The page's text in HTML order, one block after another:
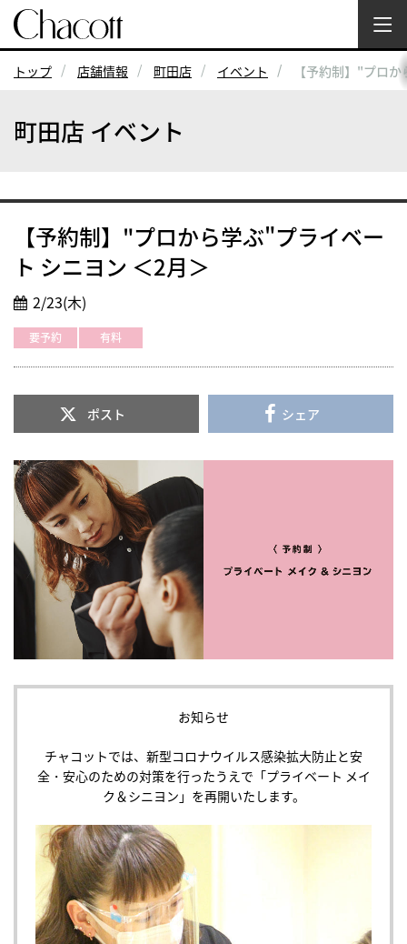
トップ 店舗情報 町田店 イベント 【予約制】"プロ
町田店 イベント
【予約制】"プロから学ぶ"プライベー
ト シニヨン ＜2月＞
2/23(木)
要予約 有料
ポスト シェア
お知らせ
チャコットでは、新型コロナウイルス感染拡大防止と安
全・安心のための対策を行ったうえで「プライベート メイ
ク＆シニヨン」を再開いたします。